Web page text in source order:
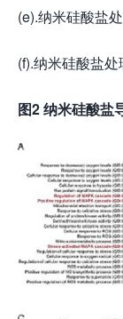
(e).纳米硅酸盐
(f).纳米硅酸盐
图2纳米硅酸盐